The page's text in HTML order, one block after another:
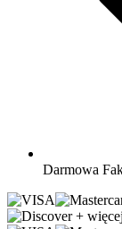
Darmowa
+ więcej